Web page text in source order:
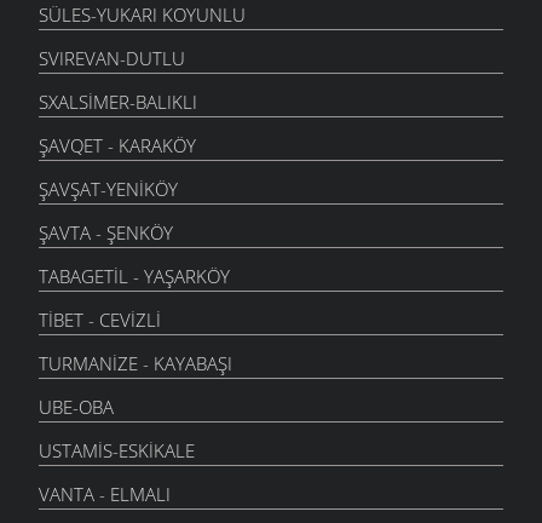
SÜLES-YUKARI KOYUNLU
SVIREVAN-DUTLU
SXALSIMER-BALIKLI
ŞAVQET - KARAKÖY
ŞAVŞAT-YENIKÖY
ŞAVTA - ŞENKÖY
TABAGETIL - YAŞARKÖY
TIBET - CEVIZLI
TURMANIZE - KAYABAŞI
UBE-OBA
USTAMIS-ESKIKALE
VANTA - ELMALI